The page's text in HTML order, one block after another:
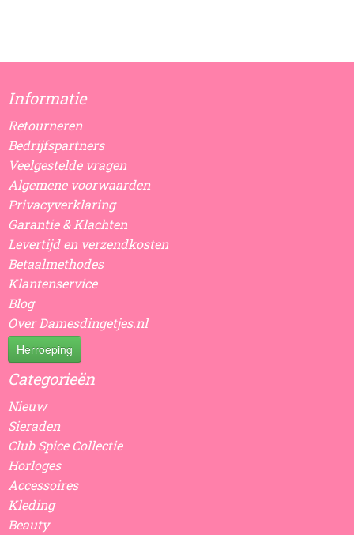
Informatie
Retourneren
Bedrijfspartners
Veelgestelde vragen
Algemene voorwaarden
Privacyverklaring
Garantie & Klachten
Levertijd en verzendkosten
Betaalmethodes
Klantenservice
Blog
Over Damesdingetjes.nl
Herroeping
Categorieën
Nieuw
Sieraden
Club Spice Collectie
Horloges
Accessoires
Kleding
Beauty